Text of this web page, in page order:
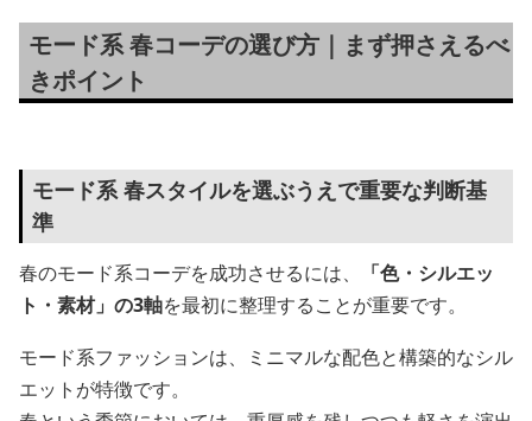
モード系 春コーデの選び方｜まず押さえるべ
きポイント
モード系 春スタイルを選ぶうえで重要な判断基
準
春のモード系コーデを成功させるには、
「色・シルエッ
ト・素材」の3軸を最初に整理することが重要です。
モード系ファッションは、ミニマルな配色と構築的なシル
エットが特徴です。